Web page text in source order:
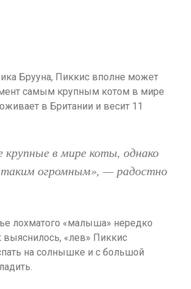
Брууна, Пиккис вполне может
самым крупным котом в мире
в Британии и весит 11
в мире коты, однако
огромным», — радостно
лохматого «малыша» нередко
«лев» Пиккис
на солнышке и с большой